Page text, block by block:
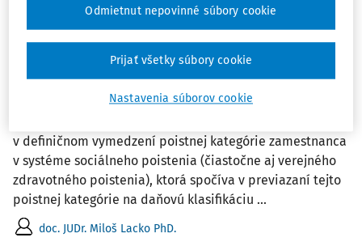
Sociálne a zdravotné poistenie konateľ a
spoločníka spoločnosti s ručením
obmedzeným
v definičnom vymedzení poistnej kategórie zamestnanca
v systéme sociálneho poistenia (čiastočne aj verejného
zdravotného poistenia), ktorá spočíva v previazaní tejto
poistnej kategórie na daňovú klasifikáciu ...
doc. JUDr. Miloš Lacko PhD.
Nastavenia súborov cookie
Odmietnut nepovinné súbory cookie
Prijať všetky súbory cookie